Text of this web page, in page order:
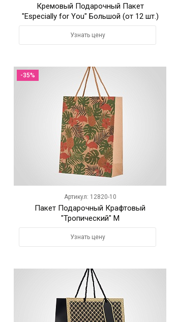
Кремовый Подарочный Пакет
"Especially for You" Большой (от 12 шт.)
Узнать цену
-35%
Артикул: 12820-10
Пакет Подарочный Крафтовый
"Тропический" M
Узнать цену